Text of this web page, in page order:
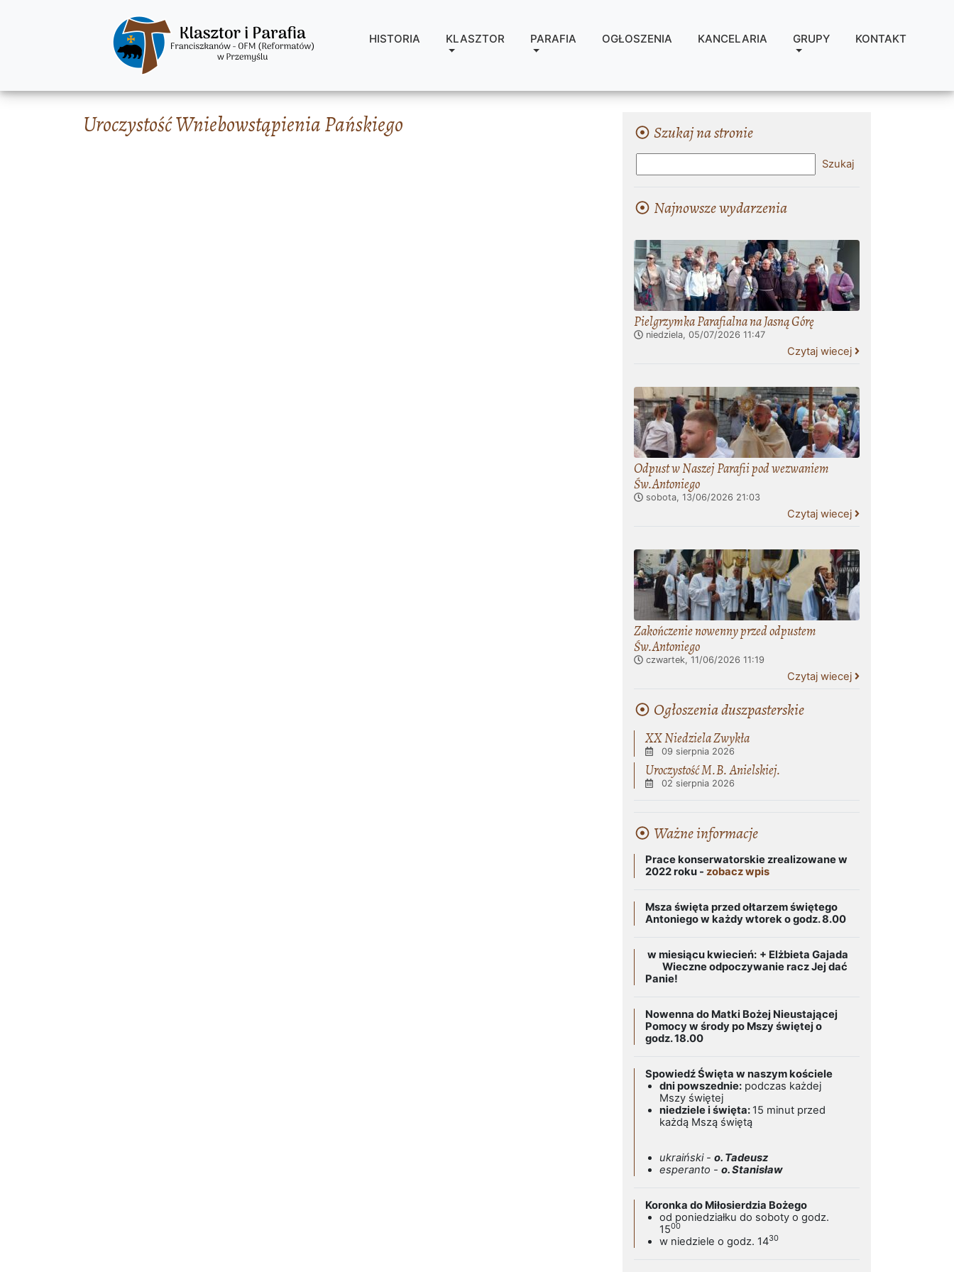
HISTORIA KLASZTOR PARAFIA OGŁOSZENIA KANCELARIA GRUPY KONTAKT
Uroczystość Wniebowstąpienia Pańskiego Szukaj na stronie
Najnowsze wydarzenia
Pielgrzymka Parafialna na Jasną Górę
niedziela, 05/07/2026 11:47
Czytaj wiecej
Odpust w Naszej Parafii pod wezwaniem
Św.Antoniego
sobota, 13/06/2026 21:03
Czytaj wiecej
Zakończenie nowenny przed odpustem
Św.Antoniego
czwartek, 11/06/2026 11:19
Czytaj wiecej
Ogłoszenia duszpasterskie
XX Niedziela Zwykła
09 sierpnia 2026
Uroczystość M.B. Anielskiej.
02 sierpnia 2026
Ważne informacje
Prace konserwatorskie zrealizowane w
2022 roku - zobacz wpis
Msza święta przed ołtarzem świętego
Antoniego w każdy wtorek o godz. 8.00
w miesiącu kwiecień: + Elżbieta Gajada
Wieczne odpoczywanie racz Jej dać
Panie!
Nowenna do Matki Bożej Nieustającej
Pomocy w środy po Mszy świętej o
godz. 18.00
Spowiedź Święta w naszym kościele
dni powszednie: podczas każdej
Mszy świętej
niedziele i święta: 15 minut przed
każdą Mszą świętą
ukraiński - o. Tadeusz
esperanto - o. Stanisław
Koronka do Miłosierdzia Bożego
od poniedziałku do soboty o godz.
1500
w niedziele o godz. 1430